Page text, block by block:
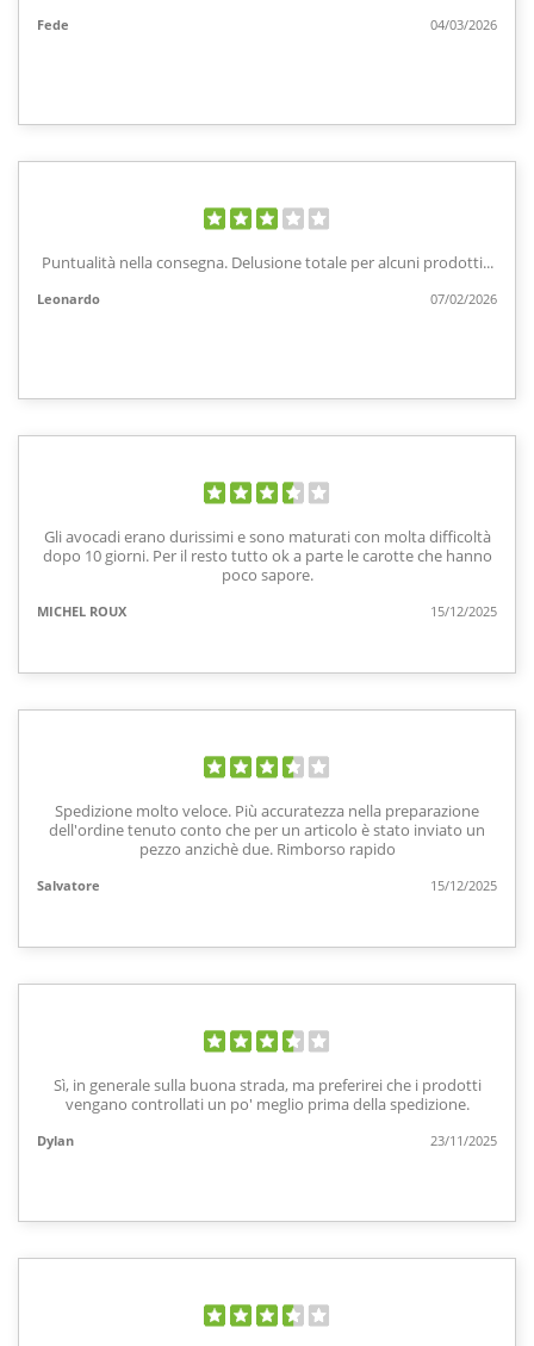
Fede 04/03/2026
Puntualità nella consegna. Delusione totale per alcuni prodotti...
Leonardo 07/02/2026
Gli avocadi erano durissimi e sono maturati con molta difficoltà
dopo 10 giorni. Per il resto tutto ok a parte le carotte che hanno
poco sapore.
MICHEL ROUX 15/12/2025
Spedizione molto veloce. Più accuratezza nella preparazione
dell'ordine tenuto conto che per un articolo è stato inviato un
pezzo anzichè due. Rimborso rapido
Salvatore 15/12/2025
Sì, in generale sulla buona strada, ma preferirei che i prodotti
vengano controllati un po' meglio prima della spedizione.
Dylan 23/11/2025